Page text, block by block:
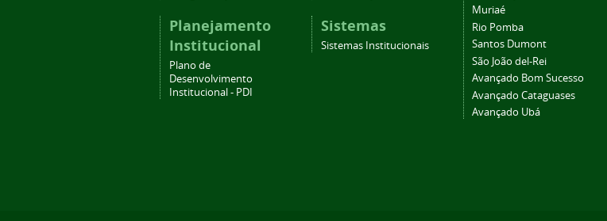
Planejamento
Institucional
Plano de
Desenvolvimento
Institucional - PDI
Sistemas
Sistemas Institucionais
Muriaé
Rio Pomba
Santos Dumont
São João del-Rei
Avançado Bom Sucesso
Avançado Cataguases
Avançado Ubá